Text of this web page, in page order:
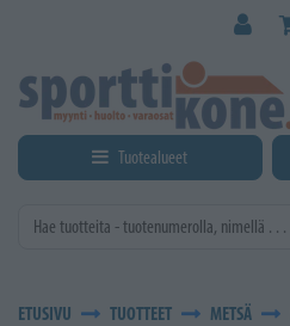
Tuotealueet
ETUSIVU TUOTTEET METSÄ